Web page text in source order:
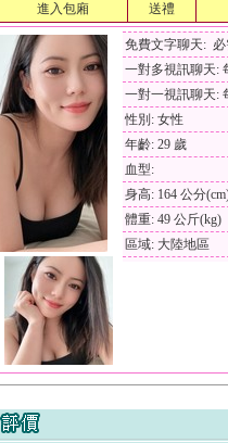
進入包廂 送禮
免費文字聊天:
一對多視訊聊天:
一對一視訊聊天:
性別: 女性
年齡: 29 歲
血型:
身高: 164 公分
體重: 49 公斤(kg)
區域: 大陸地區